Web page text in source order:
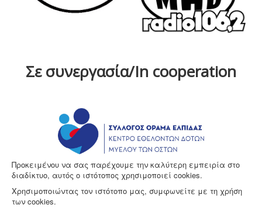
Σε συνεργασία/In cooperation
Προκειμένου να σας παρέχουμε την καλύτερη εμπειρία στο
διαδίκτυο, αυτός ο ιστότοπος χρησιμοποιεί cookies.
Χρησιμοποιώντας τον ιστότοπο μας, συμφωνείτε με τη χρήση
των cookies.